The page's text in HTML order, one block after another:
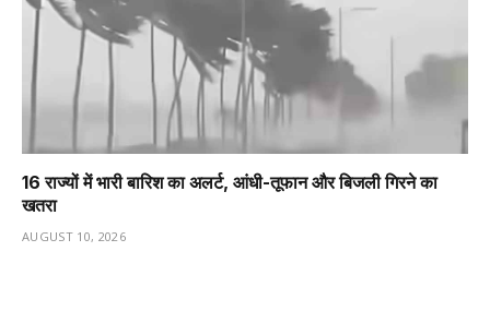
16 राज्यों में भारी बारिश का अलर्ट, आंधी-तूफान और बिजली गिरने का
खतरा
AUGUST 10, 2026